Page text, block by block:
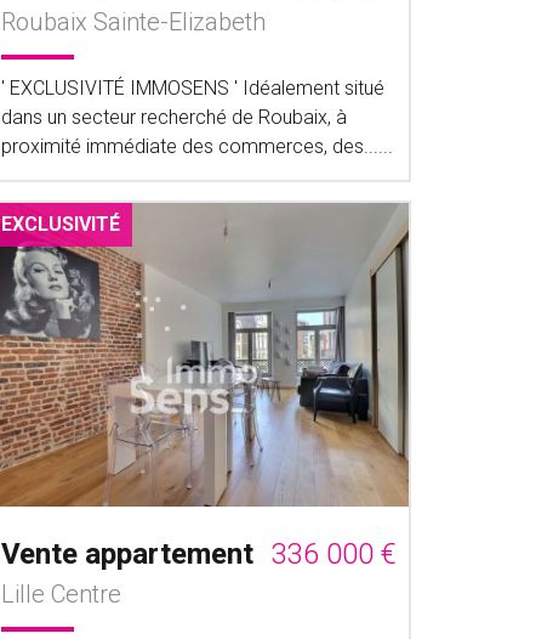
Roubaix Sainte-Elizabeth
' EXCLUSIVITÉ IMMOSENS ' Idéalement situé
dans un secteur recherché de Roubaix, à
proximité immédiate des commerces, des......
EXCLUSIVITÉ
Vente appartement 336 000 €
Lille Centre